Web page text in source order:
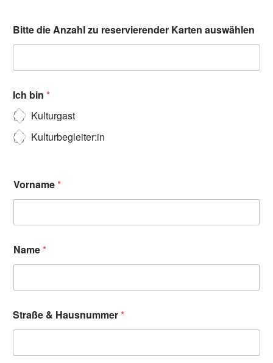
Bitte die Anzahl zu reservierender Karten auswählen
Ich bin *
Kulturgast
Kulturbegleiter:in
Vorname*
Name*
Straße & Hausnummer*